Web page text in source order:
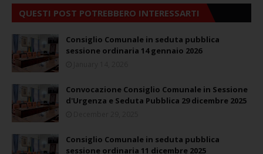
QUESTI POST POTREBBERO INTERESSARTI
Consiglio Comunale in seduta pubblica
sessione ordinaria 14 gennaio 2026
Convocazione Consiglio Comunale in Sessione
d'Urgenza e Seduta Pubblica 29 dicembre 2025
Consiglio Comunale in seduta pubblica
sessione ordinaria 11 dicembre 2025